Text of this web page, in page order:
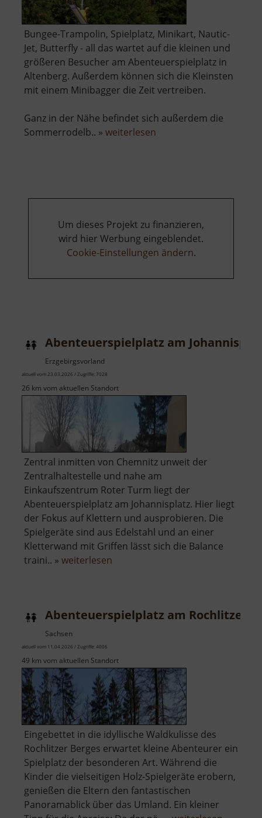
Bungee-Trampolin, Spielplatz, Minikart, Nautic-
Jet, Butterfly - all das wartet auf die kleinen und
größeren Besucher am Abenteuerspielplatz in
Altenberg. Außerdem können sich die Kleinsten
mit einem Minibagger die Zeit vertreiben.
Ganz in der Nähe befindet sich außerdem die
Sommerrodelb.. » weiterlesen
Um dieses Projekt zu finanzieren,
wird hier Werbung eingeblendet.
Cookie-Einstellungen ändern.
Abenteuerspielplatz am
Erzgebirgsvorland
aktuell vom 23.03.2026 / Zugriffe: 7028
26 km vom aktuellen Standort
Zentral inmitten von Chemnitz unweit der
Zentralhaltestelle und nahe am
Einkaufszentrum Roter Turm liegt der
Abenteuerspielplatz am Johannisplatz. Hier liegt
der Fokus auf Klettern und ausprobieren. Die
Spielgeräte sind aus Edelstahl und an einer
Kletterwand mit Griffen lässt sich die Balance
traini.. » weiterlesen
Abenteuerspielplatz am Rochlitzer
Sachsen
aktuell vom 11.04.2026 / Zugriffe: 4006
49 km vom aktuellen Standort
Eingebettet in die idyllische Waldkulisse des
Rochlitzer Berges erwartet kleine Abenteurer ein
Spielplatz der besonderen Art. Während die
Kinder die vielseitigen Holz-Spielgeräte erobern,
genießen die Eltern den fantastischen
Panoramablick über das Umland. Ein kleiner